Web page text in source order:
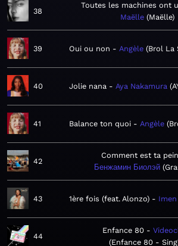
38
Toutes les machines ont
Maëlle Maëlle
39 Oui ou non Angèle Brol La
40 Jolie nana Aya Nakamura
41 Balance ton quoi Angèle
42
Comment est ta
Бенжамин Биолэй
43 1ère fois (feat. Alonzo) Imen
44
Enfance 80
Enfance 80 -